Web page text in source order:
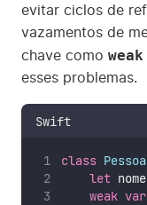
evitar ciclos de
vazamentos de
chave como weak
esses problemas.
Swift
class Pessoa
let
weak var